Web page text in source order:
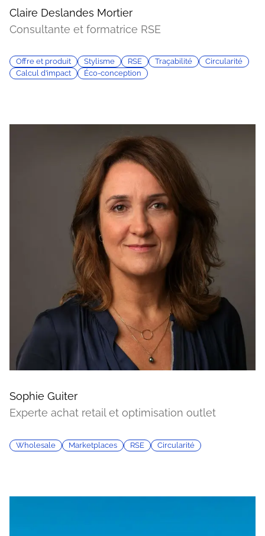
Claire Deslandes Mortier
Consultante et formatrice RSE
Offre et produit Stylisme RSE Traçabilité
Circularité
Calcul d’impact
Éco-conception
Sophie Guiter
Experte achat retail et optimisation outlet
Wholesale Marketplaces RSE Circularité